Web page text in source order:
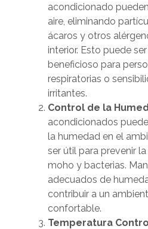
acondicionado
aire, eliminando
ácaros y otros
interior. Esto puede
beneficioso para
respiratorias o
irritantes.
Control de la
acondicionados
la humedad en el
ser útil para prevenir
moho y bacterias.
adecuados de
contribuir a un
confortable.
Temperatura